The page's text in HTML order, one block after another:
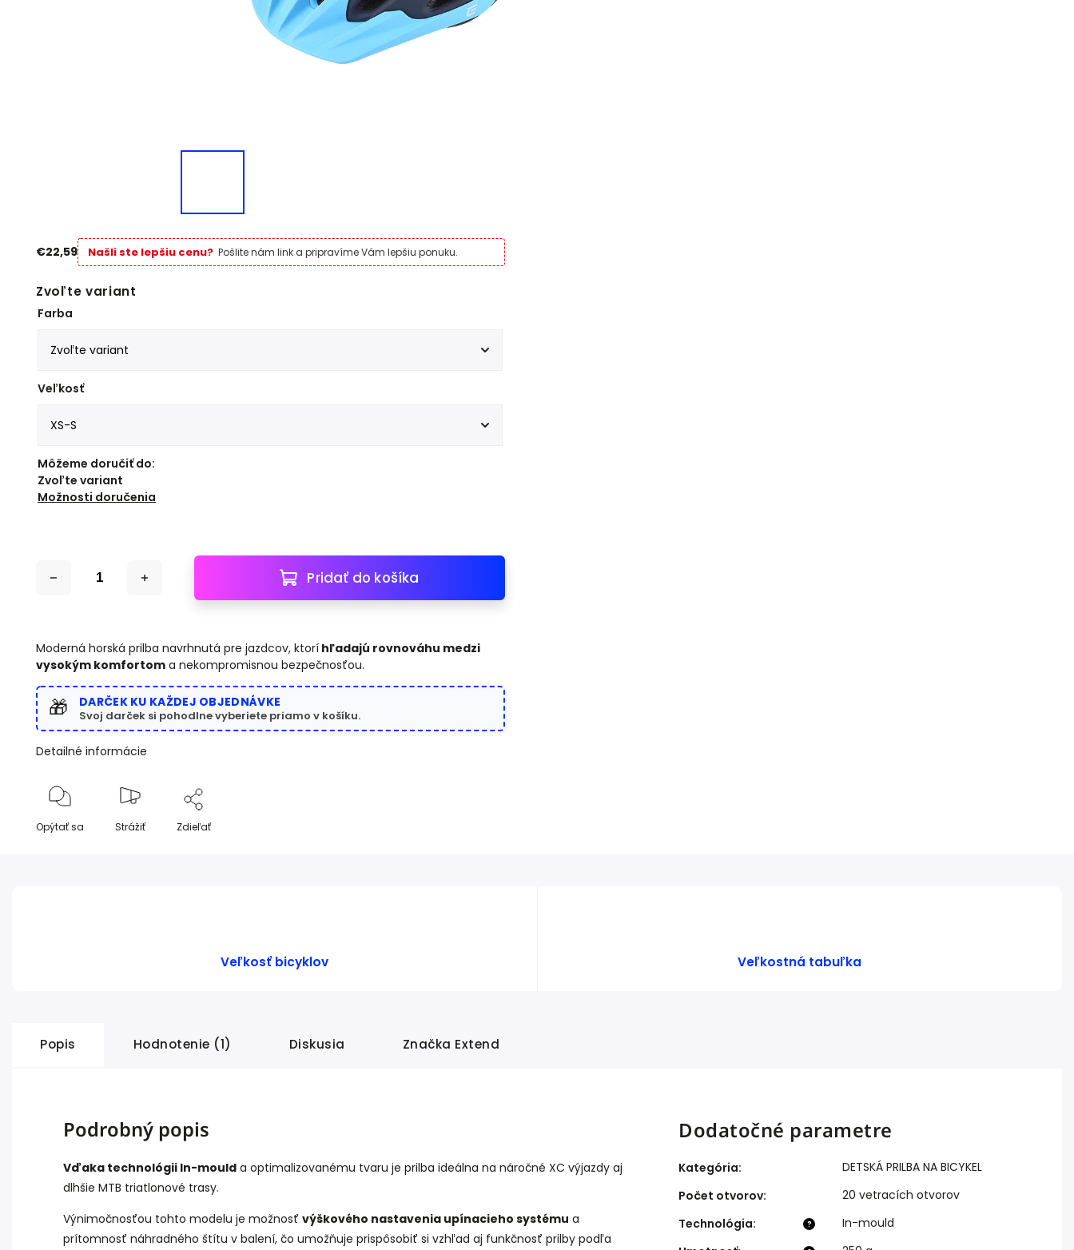
€22,59 Našli ste lepšiu cenu? Pošlite nám link a pripravíme Vám lepšiu ponuku.
Zvoľte variant
Farba
Veľkosť
Môžeme doručiť do:
Zvoľte variant
Možnosti doručenia
Pridať do košíka
Moderná horská prilba navrhnutá pre jazdcov, ktorí hľadajú rovnováhu medzi
vysokým komfortom a nekompromisnou bezpečnosťou.
🎁 DARČEK KU KAŽDEJ OBJEDNÁVKE
Svoj darček si pohodlne vyberiete priamo v košíku.
Detailné informácie
Opýtať sa Strážiť Zdieľať
Veľkosť bicyklov Veľkostná tabuľka
Popis Hodnotenie (1) Diskusia Značka Extend
Podrobný popis
Vďaka technológii In-mould a optimalizovanému tvaru je prilba ideálna na náročné XC výjazdy aj
dlhšie MTB triatlonové trasy.
Výnimočnosťou tohto modelu je možnosť výškového nastavenia upínacieho systému a
prítomnosť náhradného štítu v balení, čo umožňuje prispôsobiť si vzhľad aj funkčnosť prilby podľa
Dodatočné parametre
Kategória:
DETSKÁ PRILBA NA BICYKEL
Počet otvorov: 20 vetracích otvorov
?
Technológia: In-mould